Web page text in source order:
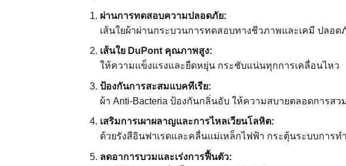
ผ่านการทดสอบความปลอดภัย:
เส้นใยผ้าผ่านกระบวนการทดสอบทางชีวภาพและเคมี ปลอด
เส้นใย DuPont คุณภาพสูง:
ให้ความแข็งแรงและยืดหยุ่น กระชับแน่นทุกการเคลื่อนไหว
ป้องกันการสะสมแบคทีเรีย:
ผ้า Anti-Bacteria ป้องกันกลิ่นอับ ให้ความสบายตลอดการสว
เสริมการเผาผลาญและการไหลเวียนโลหิต:
ด้วยรังสีอินฟาเรดและคลื่นแม่เหล็กไฟฟ้า กระตุ้นระบบการท
ลดอาการบวมและเร่งการฟื้นตัว: